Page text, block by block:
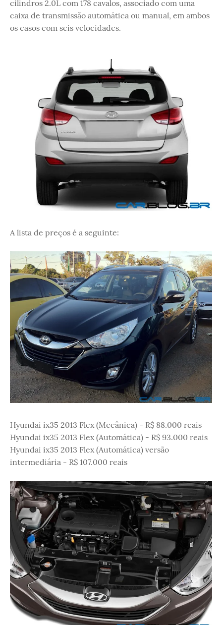
cilindros 2.0L com 178 cavalos, associado com uma
caixa de transmissão automática ou manual, em ambos
os casos com seis velocidades.
A lista de preços é a seguinte:
Hyundai ix35 2013 Flex (Mecânica) - R$ 88.000 reais
Hyundai ix35 2013 Flex (Automática) - R$ 93.000 reais
Hyundai ix35 2013 Flex (Automática) versão
intermediária - R$ 107.000 reais